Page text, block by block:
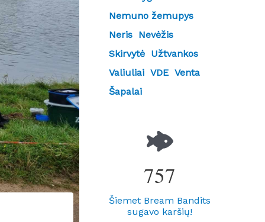
Nemuno žemupys
Neris Nevėžis
Skirvytė Užtvankos
Valiuliai VDE Venta
Šapalai
757
Šiemet Bream Bandits
sugavo karšių!